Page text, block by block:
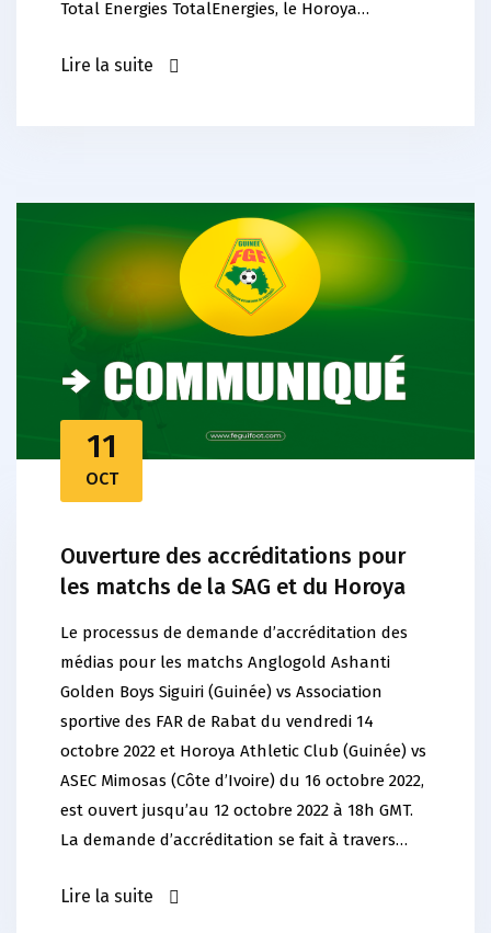
Total Energies TotalEnergies, le Horoya…
Lire la suite
11
OCT
Ouverture des accréditations pour
les matchs de la SAG et du Horoya
Le processus de demande d’accréditation des
médias pour les matchs Anglogold Ashanti
Golden Boys Siguiri (Guinée) vs Association
sportive des FAR de Rabat du vendredi 14
octobre 2022 et Horoya Athletic Club (Guinée) vs
ASEC Mimosas (Côte d’Ivoire) du 16 octobre 2022,
est ouvert jusqu’au 12 octobre 2022 à 18h GMT.
La demande d’accréditation se fait à travers…
Lire la suite